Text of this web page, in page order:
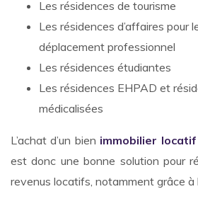
Les résidences de tourisme
Les résidences d’affaires pour
déplacement professionnel
Les résidences étudiantes
Les résidences EHPAD et
médicalisées
L’achat d’un bien immobilier locatif
est donc une bonne solution pour
revenus locatifs, notamment grâce à